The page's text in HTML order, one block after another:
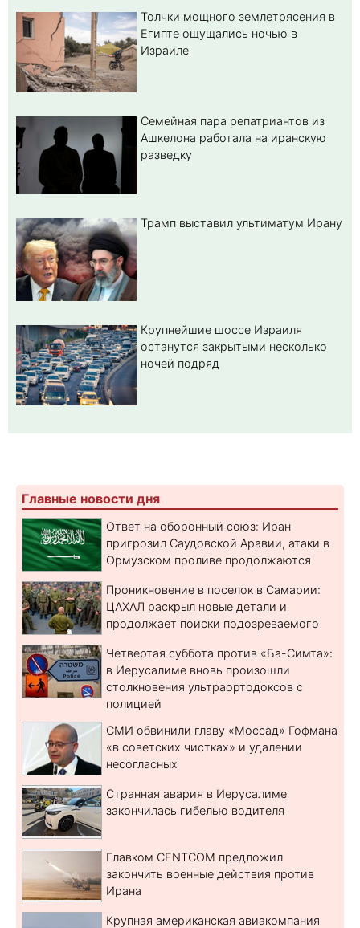
Толчки мощного землетрясения в
Египте ощущались ночью в
Израиле
Семейная пара репатриантов из
Ашкелона работала на иранскую
разведку
Трамп выставил ультиматум Ирану
Крупнейшие шоссе Израиля
останутся закрытыми несколько
ночей подряд
Главные новости дня
Ответ на оборонный союз: Иран
пригрозил Саудовской Аравии, атаки в
Ормузском проливе продолжаются
Проникновение в поселок в Самарии:
ЦАХАЛ раскрыл новые детали и
продолжает поиски подозреваемого
Четвертая суббота против «Ба-Симта»:
в Иерусалиме вновь произошли
столкновения ультраортодоксов с
полицией
СМИ обвинили главу «Моссад» Гофмана
«в советских чистках» и удалении
несогласных
Странная авария в Иерусалиме
закончилась гибелью водителя
Главком CENTCOM предложил
закончить военные действия против
Ирана
Крупная американская авиакомпания